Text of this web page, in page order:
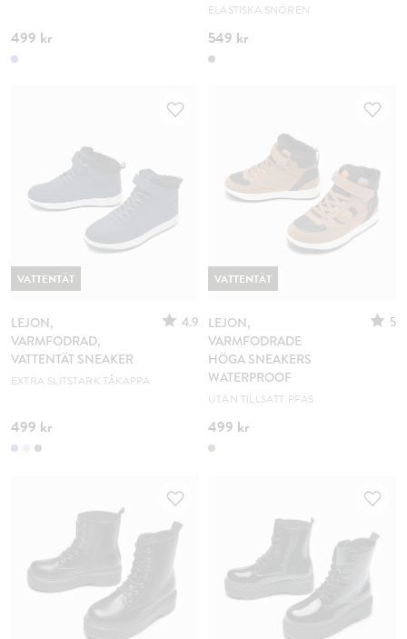
499 kr
ELASTISKA SNÖREN
549 kr
LEJON,
VARMFODRAD,
VATTENTÄT SNEAKER
4.9
EXTRA SLITSTARK TÅKAPPA
499 kr
VATTENTÄT
LEJON,
VARMFODRADE
HÖGA SNEAKERS
WATERPROOF
5
UTAN TILLSATT PFAS
499 kr
VATTENTÄT